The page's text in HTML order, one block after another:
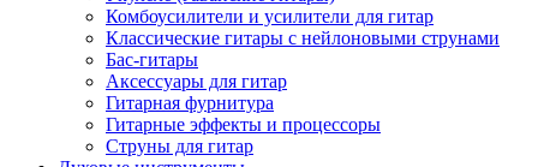
Комбоусилители и усилители для гитар
Классические гитары с нейлоновыми струнами
Бас-гитары
Аксессуары для гитар
Гитарная фурнитура
Гитарные эффекты и процессоры
Струны для гитар